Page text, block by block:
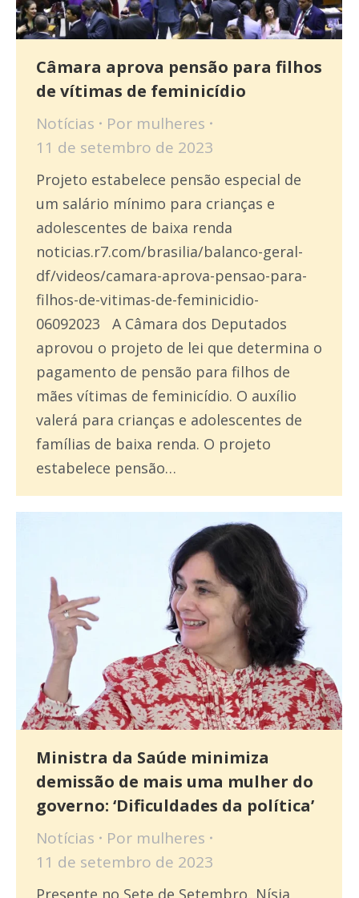
Câmara aprova pensão para filhos
de vítimas de feminicídio
Notícias Por mulheres
11 de setembro de 2023
Projeto estabelece pensão especial de
um salário mínimo para crianças e
adolescentes de baixa renda
noticias.r7.com/brasilia/balanco-geral-
df/videos/camara-aprova-pensao-para-
filhos-de-vitimas-de-feminicidio-
06092023 A Câmara dos Deputados
aprovou o projeto de lei que determina o
pagamento de pensão para filhos de
mães vítimas de feminicídio. O auxílio
valerá para crianças e adolescentes de
famílias de baixa renda. O projeto
estabelece pensão…
Ministra da Saúde minimiza
demissão de mais uma mulher do
governo: ‘Dificuldades da política’
Notícias Por mulheres
11 de setembro de 2023
Presente no Sete de Setembro, Nísia